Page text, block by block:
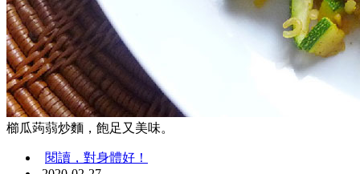
櫛瓜蒟蒻炒麵，飽足又美味。
閱讀，對身體好！